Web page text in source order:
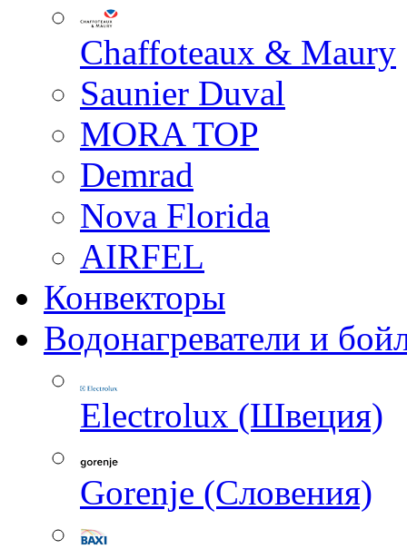
Chaffoteaux & Maury
Saunier Duval
MORA TOP
Demrad
Nova Florida
AIRFEL
Конвекторы
Водонагреватели и
Electrolux (Швеция)
Gorenje (Словения)